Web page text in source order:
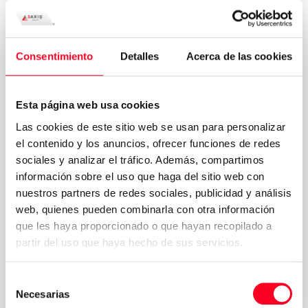
Consentimiento Detalles Acerca de las cookies
Esta página web usa cookies
Las cookies de este sitio web se usan para personalizar
el contenido y los anuncios, ofrecer funciones de redes
sociales y analizar el tráfico. Además, compartimos
información sobre el uso que haga del sitio web con
nuestros partners de redes sociales, publicidad y análisis
web, quienes pueden combinarla con otra información
que les haya proporcionado o que hayan recopilado a
partir del uso que haya hecho de sus servicios.
Necesarias
Acepto los términos y condiciones de laPolítica de
privacidad *